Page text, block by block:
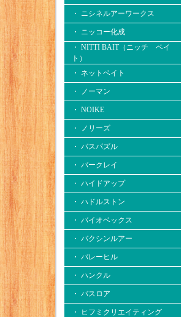
・ ニシネルアーワークス
・ ニッコー化成
・ NITTI BAIT（ニッチ ベイ
ト）
・ ネットベイト
・ ノーマン
・ NOIKE
・ ノリーズ
・ バスパズル
・ バークレイ
・ ハイドアップ
・ ハドルストン
・ バイオベックス
・ バクシンルアー
・ バレーヒル
・ ハンクル
・ バスロア
・ ヒフミクリエイティング